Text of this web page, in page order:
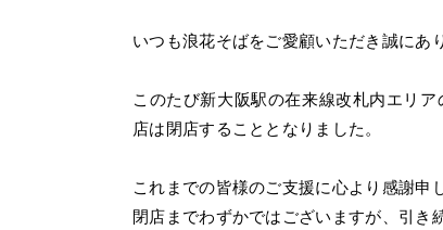
いつも浪花そばをご愛顧いただき誠にあ
このたび新大阪駅の在来線改札内エリ
店は閉店することとなりました。
これまでの皆様のご支援に心より感謝申
閉店までわずかではございますが、引き